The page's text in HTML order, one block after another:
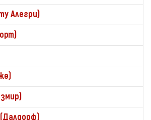
Алегри)